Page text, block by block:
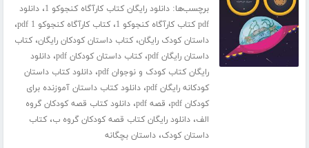
برچسب‌ها:دانلود رایگان کتاب کارآگاه کنجوکو 1 ،دانلود
pdf کتاب کارآگاه کنجوکو 1
،کتاب کارآگاه کنجوکو 1 pdf ،
داستان کودک رایگان،کتاب داستان کودکان رایگان،کتاب
داستان رایگان pdf
،کتاب داستان کودکان pdf ،دانلود
رایگان کتاب کودک و نوجوان pdf
،دانلود کتاب داستان
کودکانه رایگان pdf
،دانلود کتاب داستان آموزنده برای
کودکان pdf
، قصه pdf ،دانلود کتاب قصه کودکان گروه
الف،دانلود رایگان کتاب قصه کودکان گروه ب،کتاب
داستان کودک،داستان بچگانه